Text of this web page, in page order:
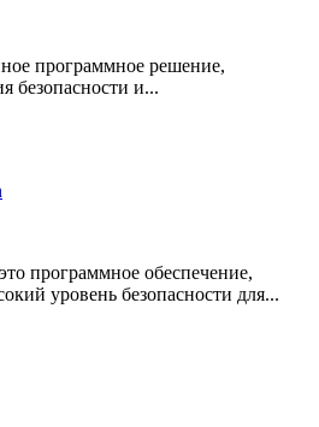
программное решение,
безопасности и...
программное обеспечение,
уровень безопасности для...